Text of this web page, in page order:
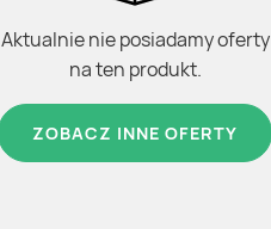
Aktualnie nie posiadamy oferty
na ten produkt.
ZOBACZ INNE OFERTY